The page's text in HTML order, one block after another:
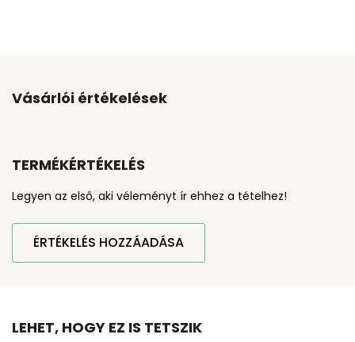
Vásárlói értékelések
TERMÉKÉRTÉKELÉS
Legyen az első, aki véleményt ír ehhez a tételhez!
ÉRTÉKELÉS HOZZÁADÁSA
LEHET, HOGY EZ IS TETSZIK